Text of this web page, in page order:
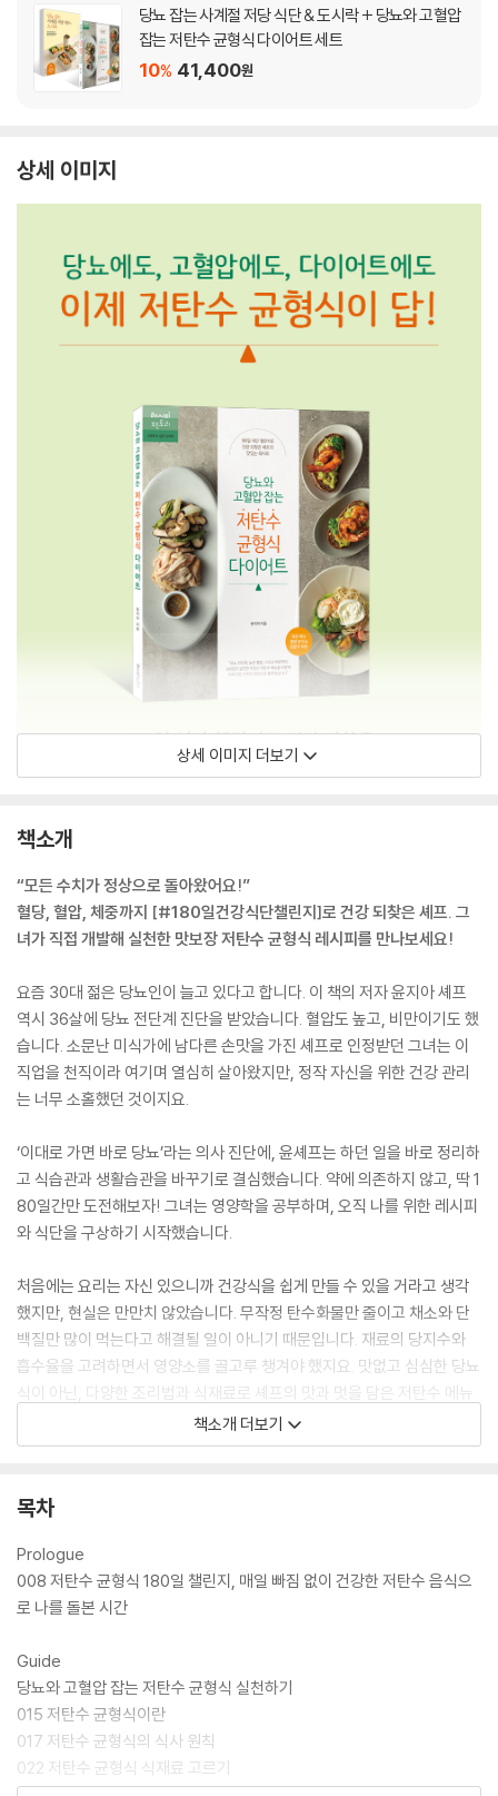
당뇨 잡는 사계절 저당 식단 & 도시락 + 당뇨와 고혈압
잡는 저탄수 균형식 다이어트 세트
10% 41,400원
상세 이미지
상세 이미지 더보기
책소개
“모든 수치가 정상으로 돌아왔어요!”
혈당, 혈압, 체중까지 [#180일건강식단챌린지]로 건강 되찾은 셰프. 그
녀가 직접 개발해 실천한 맛보장 저탄수 균형식 레시피를 만나보세요!
요즘 30대 젊은 당뇨인이 늘고 있다고 합니다. 이 책의 저자 윤지아 셰프
역시 36살에 당뇨 전단계 진단을 받았습니다. 혈압도 높고, 비만이기도 했
습니다. 소문난 미식가에 남다른 손맛을 가진 셰프로 인정받던 그녀는 이
직업을 천직이라 여기며 열심히 살아왔지만, 정작 자신을 위한 건강 관리
는 너무 소홀했던 것이지요.
‘이대로 가면 바로 당뇨’라는 의사 진단에, 윤셰프는 하던 일을 바로 정리하
고 식습관과 생활습관을 바꾸기로 결심했습니다. 약에 의존하지 않고, 딱 1
80일간만 도전해보자! 그녀는 영양학을 공부하며, 오직 나를 위한 레시피
와 식단을 구상하기 시작했습니다.
처음에는 요리는 자신 있으니까 건강식을 쉽게 만들 수 있을 거라고 생각
했지만, 현실은 만만치 않았습니다. 무작정 탄수화물만 줄이고 채소와 단
백질만 많이 먹는다고 해결될 일이 아니기 때문입니다. 재료의 당지수와
흡수율을 고려하면서 영양소를 골고루 챙겨야 했지요. 맛없고 심심한 당뇨
식이 아닌, 다양한 조리법과 식재료로 셰프의 맛과 멋을 담은 저탄수 메뉴
를 구상해 레시피를 개발했고, 삼시세끼 식단을 짜며 실천했습니다.
했습니다. 이러한 시간을 [#180일건강식단챌린지] 라고 칭하며, 인스타
니다.
그 결과, 하루 3끼 저탄수 균형식을 실천했던 180일이 지나고 그녀는 혈당
‘18kg이나 감량’ 했습니다. 뿐만 아니라 ‘맛있게만’ 요리하던 셰프에서 ‘맛
은 기본, 건강까지 완벽하게 챙길 수 있는’ 저탄수 균형식 전문가로 각종 매
체와 교육 플랫폼 등에서 섭외 요청이 이어져 요리연구가이자 식단코치로
활동하게 되었습니다.
책소개 더보기
목차
Prologue
008 저탄수 균형식 180일 챌린지, 매일 빠짐 없이 건강한 저탄수 음식으
로 나를 돌본 시간
Guide
당뇨와 고혈압 잡는 저탄수 균형식 실천하기
015 저탄수 균형식이란
017 저탄수 균형식의 식사 원칙
022 저탄수 균형식 식재료 고르기